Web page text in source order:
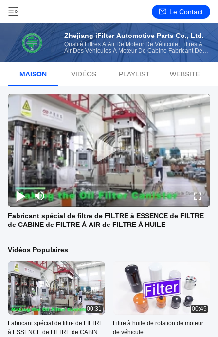
Le Contact
Zhejiang iFilter Automotive Parts Co., Ltd.
Qualité Filtres À Air De Moteur De Véhicule, Filtres À
Air Des Véhicules À Moteur De Cabine Fabricant De
MAISON VIDÉOS PLAYLIST WEBSITE
Fabricant spécial de filtre de FILTRE à ESSENCE de FILTRE
de CABINE de FILTRE À AIR de FILTRE À HUILE
Vidéos Populaires
00:31
Fabricant spécial de filtre de FILTRE
à ESSENCE de FILTRE de CABINE
00:45
Filtre à huile de rotation de moteur
de véhicule